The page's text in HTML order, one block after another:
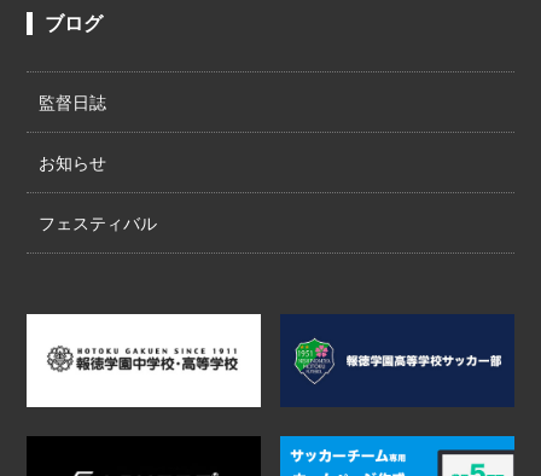
ブログ
監督日誌
お知らせ
フェスティバル